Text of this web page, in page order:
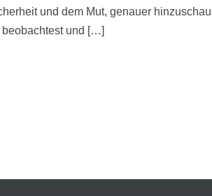
und dem Mut, genauer
beobachtest und […]